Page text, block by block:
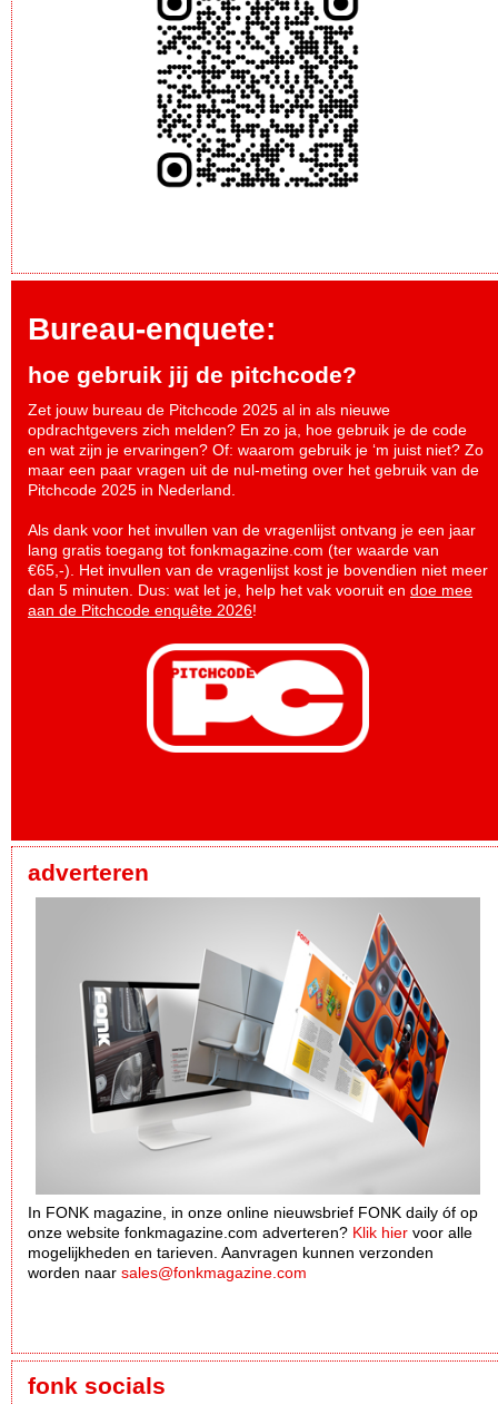
Bureau-enquete:
hoe gebruik jij de pitchcode?
Zet jouw bureau de Pitchcode 2025 al in als nieuwe
opdrachtgevers zich melden? En zo ja, hoe gebruik je de code
en wat zijn je ervaringen? Of: waarom gebruik je ‘m juist niet? Zo
maar een paar vragen uit de nul-meting over het gebruik van de
Pitchcode 2025 in Nederland.
Als dank voor het invullen van de vragenlijst ontvang je een jaar
lang gratis toegang tot fonkmagazine.com (ter waarde van
€65,-). Het invullen van de vragenlijst kost je bovendien niet meer
dan 5 minuten. Dus: wat let je, help het vak vooruit en doe mee
aan de Pitchcode enquête 2026!
adverteren
In FONK magazine, in onze online nieuwsbrief FONK daily óf op
onze website fonkmagazine.com adverteren? Klik hier voor alle
mogelijkheden en tarieven. Aanvragen kunnen verzonden
worden naar sales@fonkmagazine.com
fonk socials